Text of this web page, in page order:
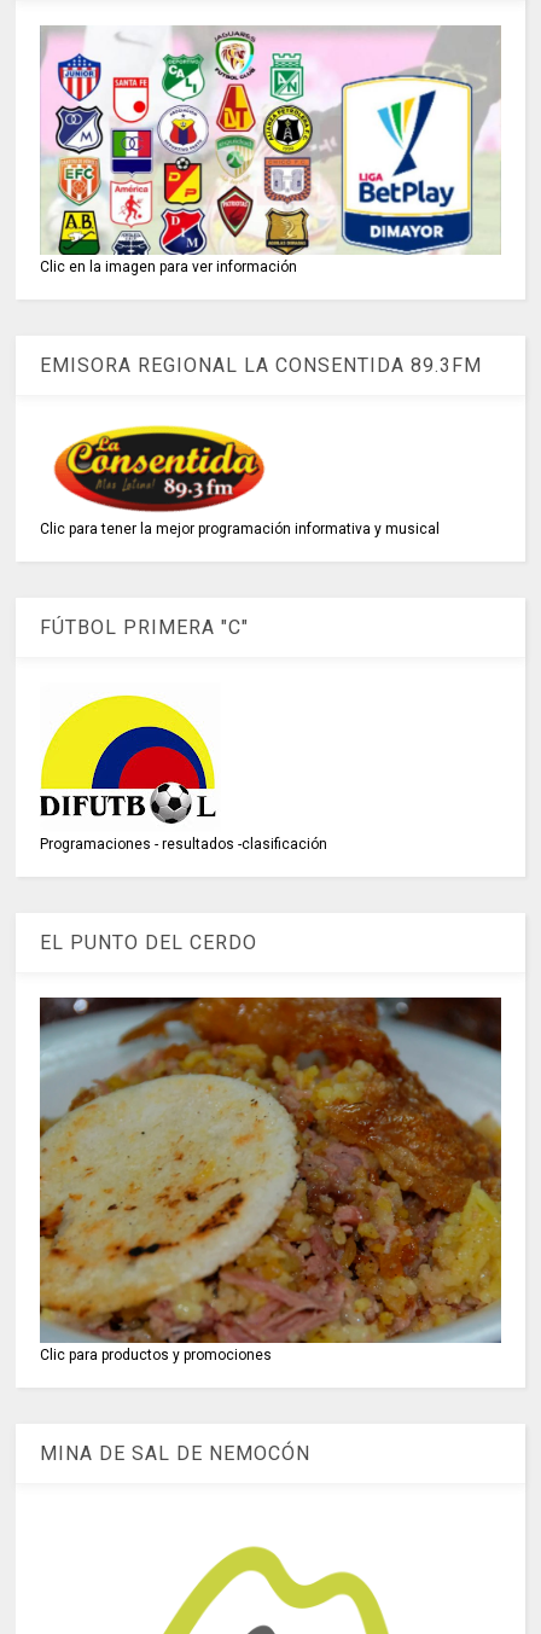
Clic en la imagen para ver información
EMISORA REGIONAL LA CONSENTIDA 89.3FM
Clic para tener la mejor programación informativa y musical
FÚTBOL PRIMERA "C"
Programaciones - resultados -clasificación
EL PUNTO DEL CERDO
Clic para productos y promociones
MINA DE SAL DE NEMOCÓN